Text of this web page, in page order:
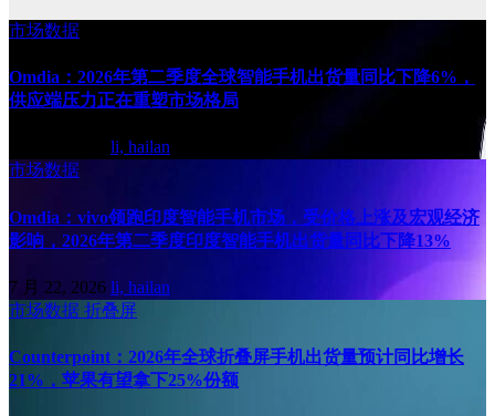
市场数据
Omdia：2026年第二季度全球智能手机出货量同比下降6%，
供应端压力正在重塑市场格局
li, hailan
市场数据
Omdia：vivo领跑印度智能手机市场，受价格上涨及宏观经济
影响，2026年第二季度印度智能手机出货量同比下降13%
7 月 22, 2026 li, hailan
市场数据 折叠屏
Counterpoint：2026年全球折叠屏手机出货量预计同比增长
21%，苹果有望拿下25%份额